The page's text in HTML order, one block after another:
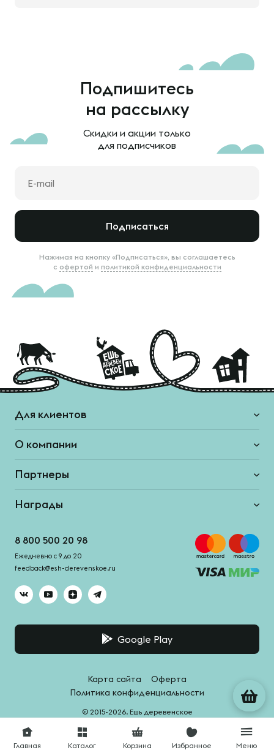
Главная Каталог Корзина Избранное Меню
Подпишитесь
на рассылку
Скидки и акции только
для подписчиков
Подписаться
Нажимая на кнопку «Подписаться», вы соглашаетесь
с офертой и политикой конфиденциальности
Для клиентов
О компании
Партнеры
Награды
8 800 500 20 98
Ежедневно с 9 до 20
feedback@esh-derevenskoe.ru
Google Play
© 2015-2026. Ешь деревенское
Карта сайта
Оферта
Политика конфиденциальности
Система качества - HACCPro